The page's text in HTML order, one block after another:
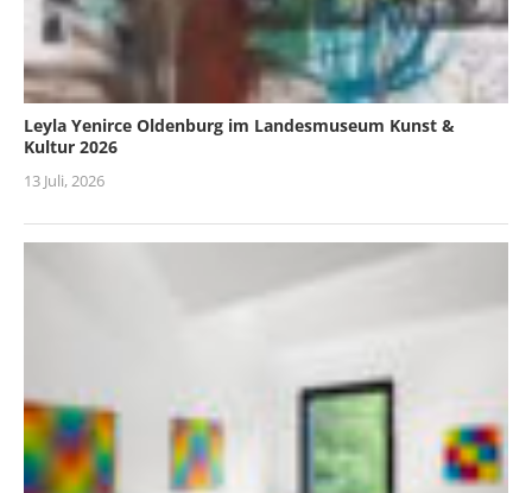
Leyla Yenirce Oldenburg im Landesmuseum Kunst &
Kultur 2026
13 Juli, 2026